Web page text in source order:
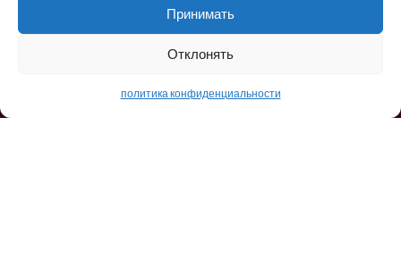
Принимать
Отклонять
политика конфиденциальности
Merkezefendi, Denizli, Türkiye
+90258 264 70 77